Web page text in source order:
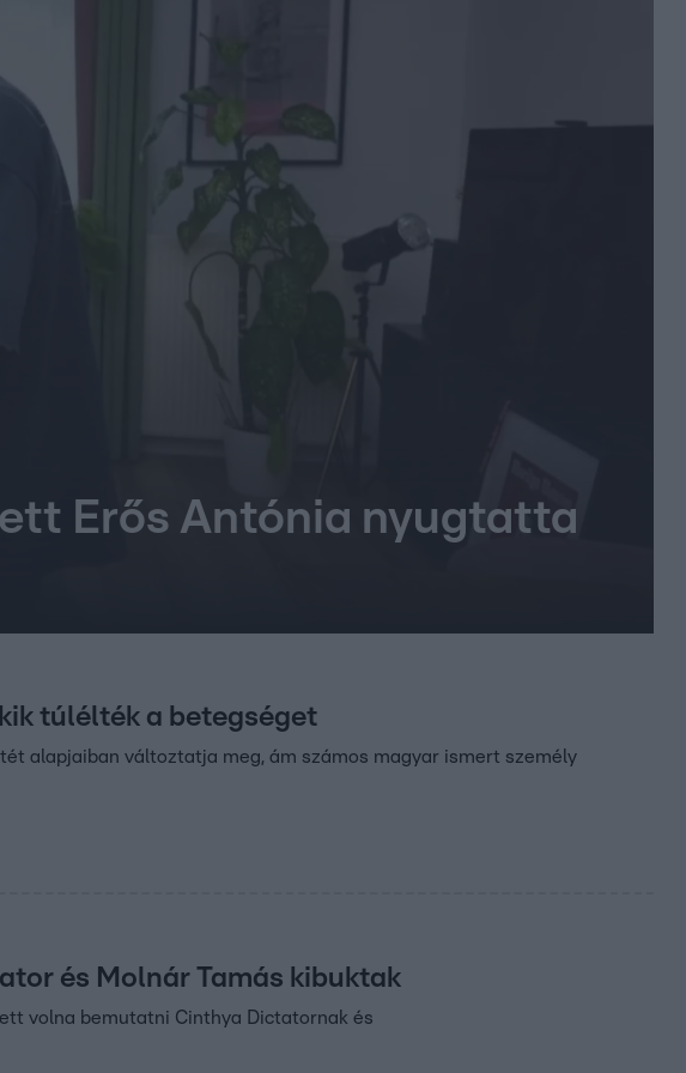
Erős Antónia nyugtatta
túlélték a betegséget
alapjaiban változtatja meg, ám számos magyar ismert személy
és Molnár Tamás kibuktak
volna bemutatni Cinthya Dictatornak és